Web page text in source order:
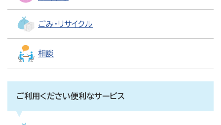
ごみ・リサイクル
相談
ご利用ください便利なサービス